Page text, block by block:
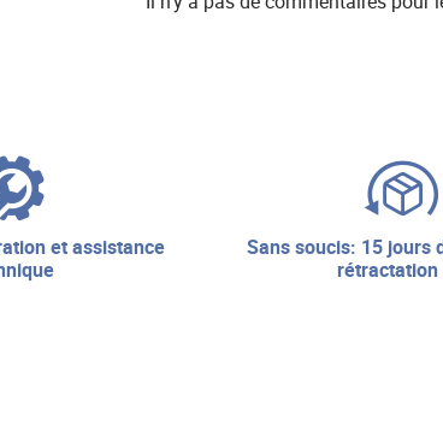
sans soucis: 15 jours de droit de
rétractation